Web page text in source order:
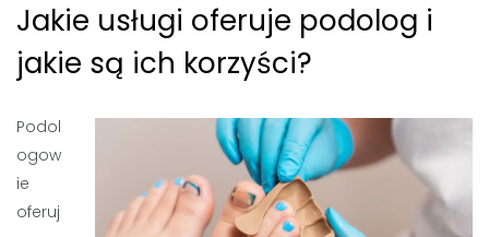
Jakie usługi oferuje podolog i
jakie są ich korzyści?
Podol
ogow
ie
oferuj